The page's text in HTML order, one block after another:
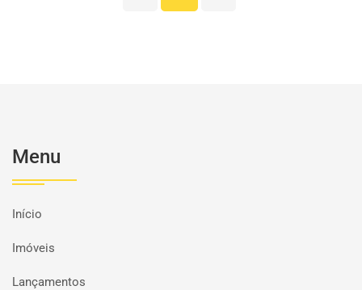
Menu
Início
Imóveis
Lançamentos